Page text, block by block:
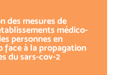
des mesures de
médico-
personnes en
face à la propagation
du sars-cov-2